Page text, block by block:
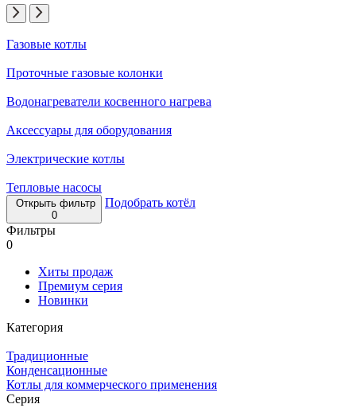
Газовые котлы
Проточные газовые колонки
Водонагреватели косвенного нагрева
Аксессуары для оборудования
Электрические котлы
Тепловые насосы
Открыть фильтр
0
Подобрать котёл
Фильтры
0
Хиты продаж
Премиум серия
Новинки
Категория
Традиционные
Конденсационные
Котлы для коммерческого применения
Серия